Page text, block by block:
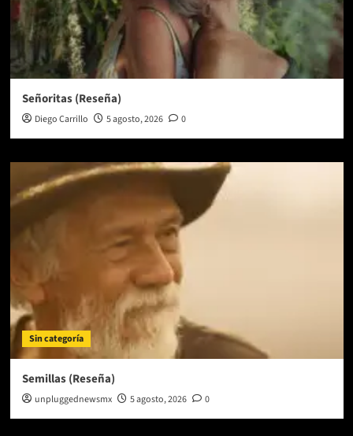
Señoritas (Reseña)
Diego Carrillo 5 agosto, 2026 0
Sin categoría
Semillas (Reseña)
unpluggednewsmx 5 agosto, 2026 0